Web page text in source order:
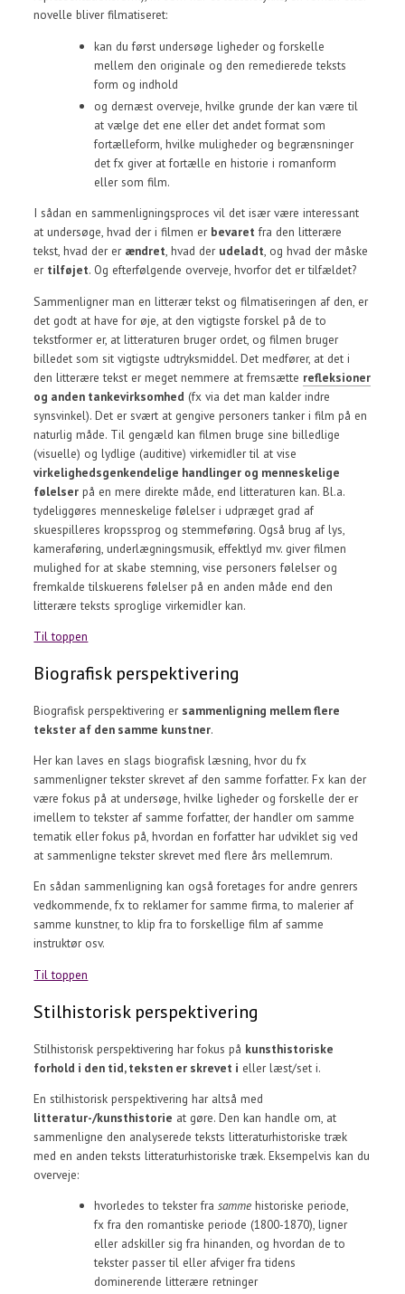
novelle bliver filmatiseret:
kan du først undersøge ligheder og forskelle
mellem den originale og den remedierede teksts
form og indhold
og dernæst overveje, hvilke grunde der kan være til
at vælge det ene eller det andet format som
fortælleform, hvilke muligheder og begrænsninger
det fx giver at fortælle en historie i romanform
eller som film.
I sådan en sammenligningsproces vil det især være interessant
at undersøge, hvad der i filmen er bevaret fra den litterære
tekst, hvad der er ændret, hvad der udeladt, og hvad der måske
er tilføjet. Og efterfølgende overveje, hvorfor det er tilfældet?
Sammenligner man en litterær tekst og filmatiseringen af den, er
det godt at have for øje, at den vigtigste forskel på de to
tekstformer er, at litteraturen bruger ordet, og filmen bruger
billedet som sit vigtigste udtryksmiddel. Det medfører, at det i
den litterære tekst er meget nemmere at fremsætte refleksioner
og anden tankevirksomhed (fx via det man kalder indre
synsvinkel). Det er svært at gengive personers tanker i film på en
naturlig måde. Til gengæld kan filmen bruge sine billedlige
(visuelle) og lydlige (auditive) virkemidler til at vise
virkelighedsgenkendelige handlinger og menneskelige
følelser på en mere direkte måde, end litteraturen kan. Bl.a.
tydeliggøres menneskelige følelser i udpræget grad af
skuespilleres kropssprog og stemmeføring. Også brug af lys,
kameraføring, underlægningsmusik, effektlyd mv. giver filmen
mulighed for at skabe stemning, vise personers følelser og
fremkalde tilskuerens følelser på en anden måde end den
litterære teksts sproglige virkemidler kan.
Til toppen
Biografisk perspektivering
Biografisk perspektivering er sammenligning mellem flere
tekster af den samme kunstner.
Her kan laves en slags biografisk læsning, hvor du fx
sammenligner tekster skrevet af den samme forfatter. Fx kan der
være fokus på at undersøge, hvilke ligheder og forskelle der er
imellem to tekster af samme forfatter, der handler om samme
tematik eller fokus på, hvordan en forfatter har udviklet sig ved
at sammenligne tekster skrevet med flere års mellemrum.
En sådan sammenligning kan også foretages for andre genrers
vedkommende, fx to reklamer for samme firma, to malerier af
samme kunstner, to klip fra to forskellige film af samme
instruktør osv.
Til toppen
Stilhistorisk perspektivering
Stilhistorisk perspektivering har fokus på kunsthistoriske
forhold i den tid, teksten er skrevet i eller læst/set i.
En stilhistorisk perspektivering har altså med
litteratur-/kunsthistorie at gøre. Den kan handle om, at
sammenligne den analyserede teksts litteraturhistoriske træk
med en anden teksts litteraturhistoriske træk. Eksempelvis kan du
overveje:
hvorledes to tekster frasamme historiske periode,
fx fra den romantiske periode (1800-1870), ligner
eller adskiller sig fra hinanden, og hvordan de to
tekster passer til eller afviger fra tidens
dominerende litterære retninger